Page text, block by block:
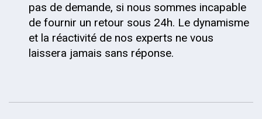
pas de demande, si nous sommes incapable
de fournir un retour sous 24h. Le dynamisme
et la réactivité de nos experts ne vous
laissera jamais sans réponse.